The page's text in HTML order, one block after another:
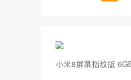
小米8屏幕指纹版